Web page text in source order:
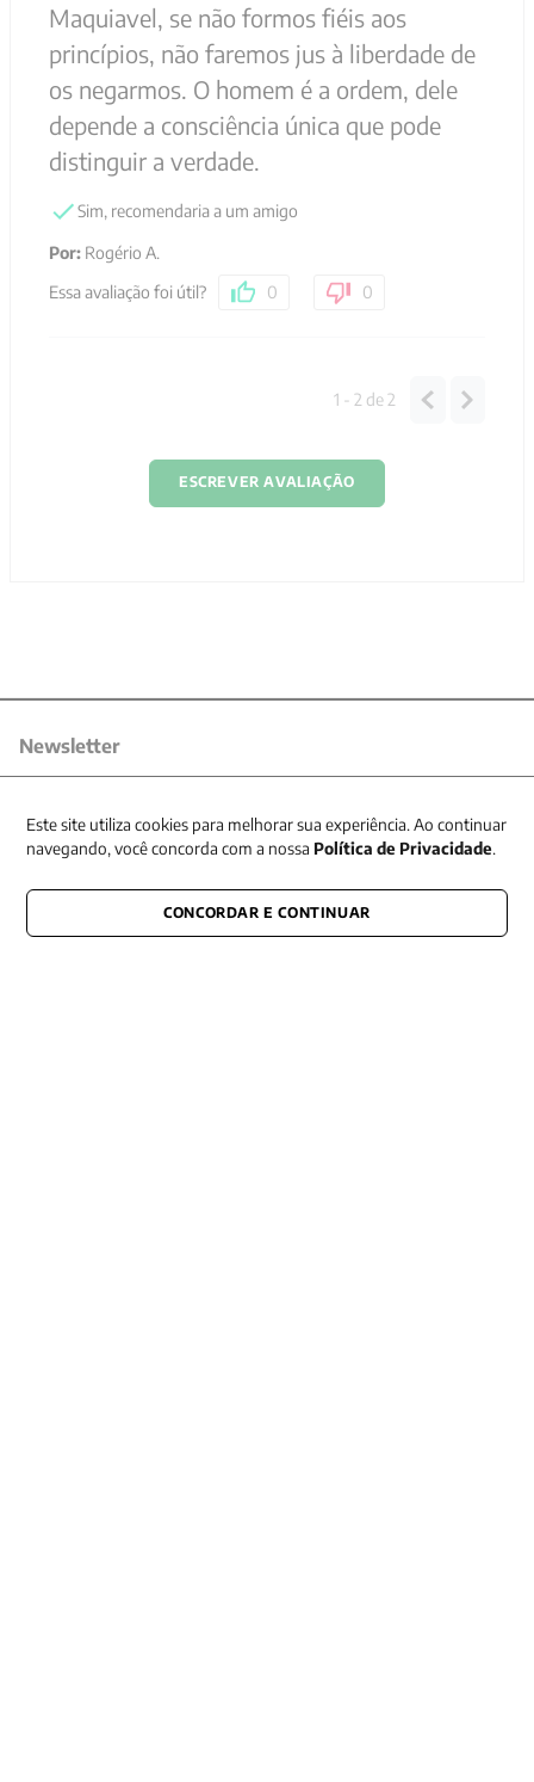
Maquiavel, se não formos fiéis aos
princípios, não faremos jus à liberdade de
os negarmos. O homem é a ordem, dele
depende a consciência única que pode
distinguir a verdade.
Sim, recomendaria a um amigo
Por: Rogério A.
Essa avaliação foi útil?
0 0
1 - 2 de2
ESCREVER AVALIAÇÃO
Newsletter
CONECTE-SE CONOSCO
Este site utiliza cookies para melhorar sua experiência. Ao continuar
navegando, você concorda com a nossa Política de Privacidade.
CONCORDAR E CONTINUAR